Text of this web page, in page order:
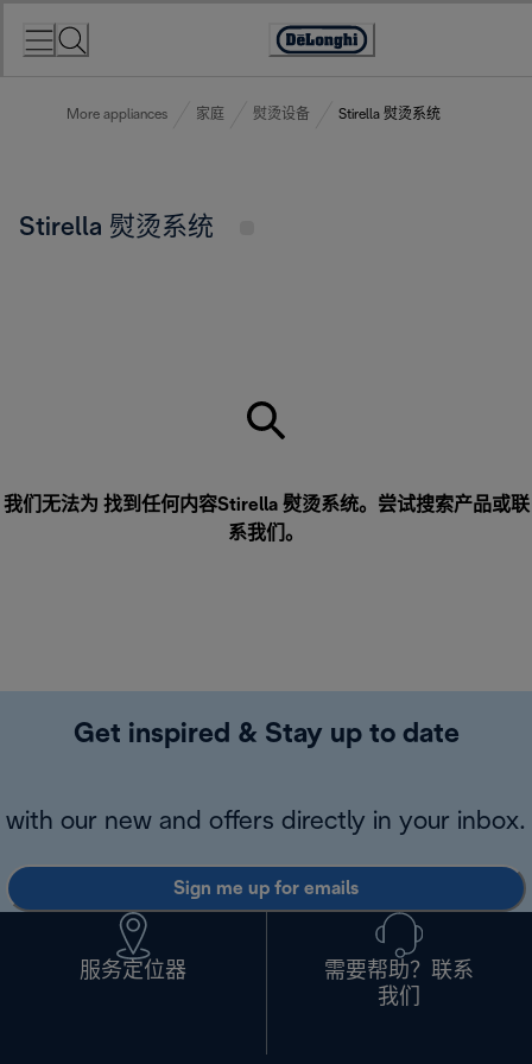
Accessibility
More appliances 家庭 熨烫设备 Stirella 熨烫系统
Stirella 熨烫系统
我们无法为 找到任何内容Stirella 熨烫系统。尝试搜索产品或联
系我们 。
Get inspired & Stay up to date
with our new and offers directly in your inbox.
Sign me up for emails
服务定位器
需要帮助？联系
我们